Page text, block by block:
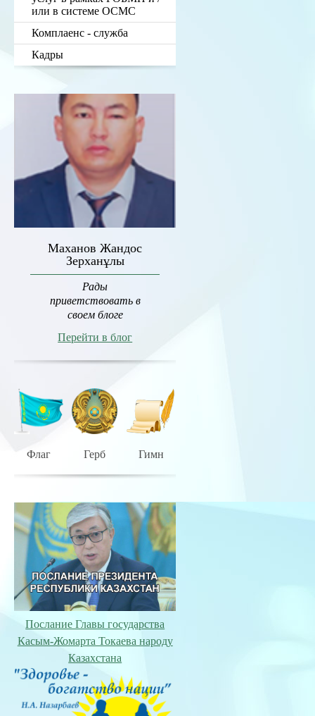
или в системе ОСМС
Комплаенс - служба
Кадры
Маханов Жандос
Зерханұлы
Рады
приветствовать в
своем блоге
Перейти в блог
Флаг Герб Гимн
Послание Главы государства
Касым-Жомарта Токаева народу
Казахстана